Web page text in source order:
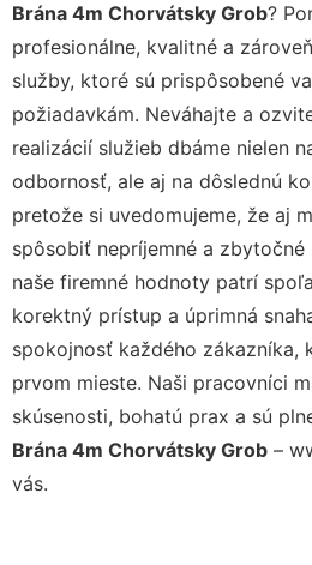
Brána 4m Chorvátsky Grob?
profesionálne, kvalitné a
služby, ktoré sú prispôsobené
požiadavkám. Neváhajte a
realizácií služieb dbáme nielen
odbornosť, ale aj na dôslednú
pretože si uvedomujeme, že aj
spôsobiť nepríjemné a
naše firemné hodnoty patrí
korektný prístup a úprimná
spokojnosť každého zákazníka,
prvom mieste. Naši pracovníci
skúsenosti, bohatú prax a sú
Brána 4m Chorvátsky Grob –
vás.